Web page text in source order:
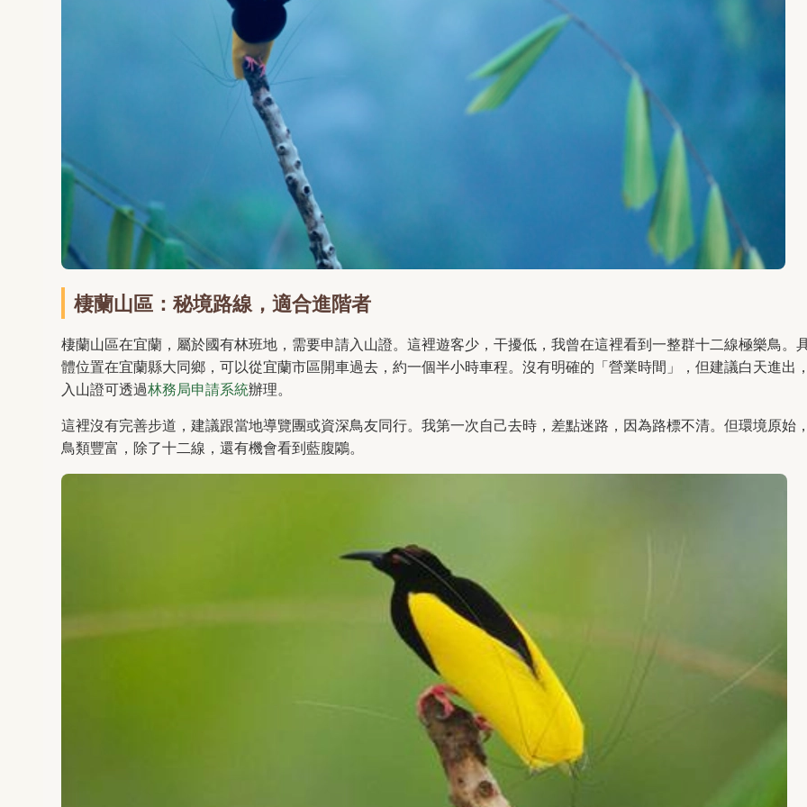
棲蘭山區：秘境路線，適合進階者
棲蘭山區在宜蘭，屬於國有林班地，需要申請入山證。這裡遊客少，干擾低，我曾在這裡看到一整群十二線極樂鳥。
體位置在宜蘭縣大同鄉，可以從宜蘭市區開車過去，約一個半小時車程。沒有明確的「營業時間」，但建議白天進出
入山證可透過林務局申請系統辦理。
這裡沒有完善步道，建議跟當地導覽團或資深鳥友同行。我第一次自己去時，差點迷路，因為路標不清。但環境原始
鳥類豐富，除了十二線，還有機會看到藍腹鷴。